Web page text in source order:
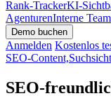
Rank-TrackerKI-
AgenturenInterne
Demo buchen
Anmelden Kostenlos
SEO-Content,
SEO-